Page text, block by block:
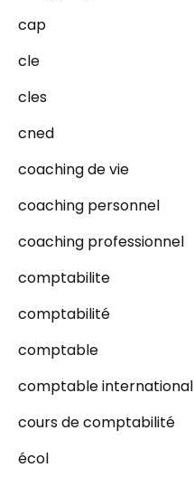
cap
cle
cles
cned
coaching de vie
coaching personnel
coaching professionnel
comptabilite
comptabilité
comptable
comptable international
cours de comptabilité
écol